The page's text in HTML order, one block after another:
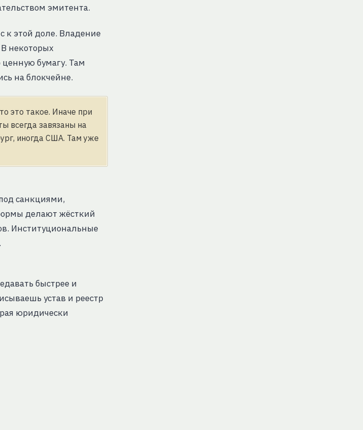
эмитента.
к этой доле. Владение
некоторых
бумагу. Там
на блокчейне.
это такое. Иначе при
всегда завязаны на
иногда США. Там уже
санкциями,
делают жёсткий
Институциональные
быстрее и
устав и реестр
юридически